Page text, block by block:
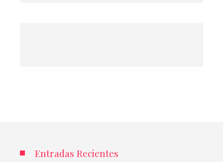
Entradas Recientes